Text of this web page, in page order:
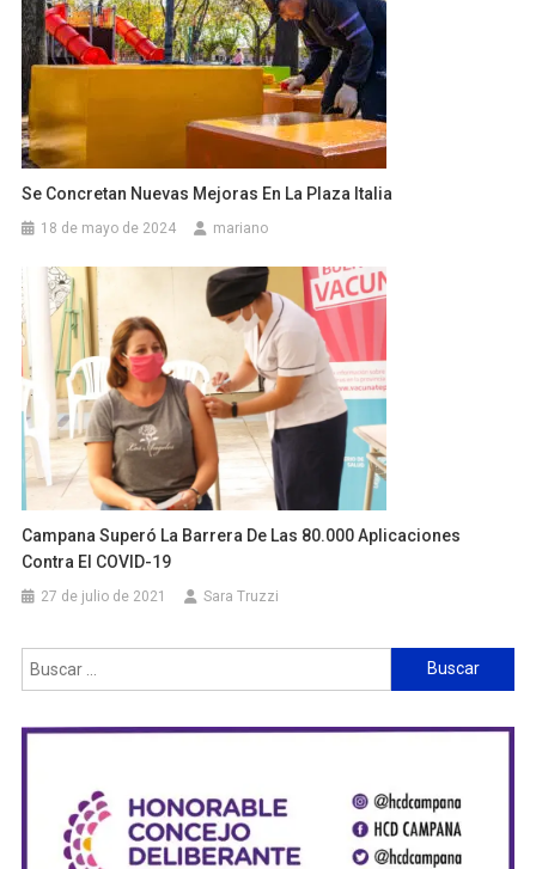
Se Concretan Nuevas Mejoras En La Plaza Italia
18 de mayo de 2024 mariano
Campana Superó La Barrera De Las 80.000 Aplicaciones
Contra El COVID-19
27 de julio de 2021 Sara Truzzi
Buscar: